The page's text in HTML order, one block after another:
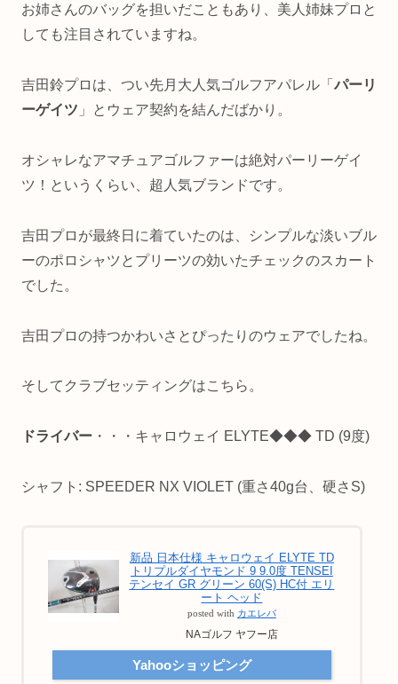
お姉さんのバッグを担いだこともあり、美人姉妹プロと
しても注目されていますね。
吉田鈴プロは、つい先月大人気ゴルフアパレル「 パーリ
ーゲイツ 」とウェア契約を結んだばかり。
オシャレなアマチュアゴルファーは絶対パーリーゲイ
ツ！というくらい、超人気ブランドです。
吉田プロが最終日に着ていたのは、シンプルな淡いブル
ーのポロシャツとプリーツの効いたチェックのスカート
でした。
吉田プロの持つかわいさとぴったりのウェアでしたね。
そしてクラブセッティングはこちら。
ドライバー ・・・キャロウェイ ELYTE◆◆◆ TD (9度)
シャフト: SPEEDER NX VIOLET (重さ40g台、硬さS)
新品 日本仕様 キャロウェイ ELYTE TD
トリプルダイヤモンド 9 9.0度 TENSEI
テンセイ GR グリーン 60(S) HC付 エリ
ート ヘッド
posted with カエレバ
NAゴルフ ヤフー店
Yahooショッピング